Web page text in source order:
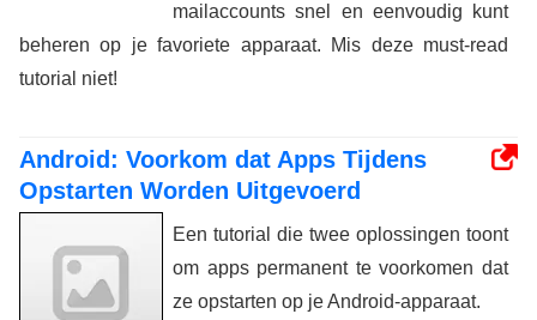
mailaccounts snel en eenvoudig kunt
beheren op je favoriete apparaat. Mis deze must-read
tutorial niet!
Android: Voorkom dat Apps Tijdens
Opstarten Worden Uitgevoerd
Een tutorial die twee oplossingen toont
om apps permanent te voorkomen dat
ze opstarten op je Android-apparaat.